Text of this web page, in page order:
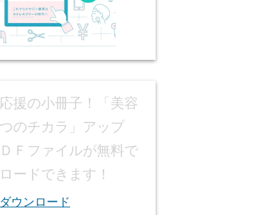
援の小冊子！「美容
のチカラ」アップ
Ｆファイルが無料で
ードできます！
ウンロード